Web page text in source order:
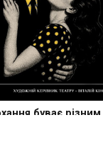
листівок».
вер, 18:00
…